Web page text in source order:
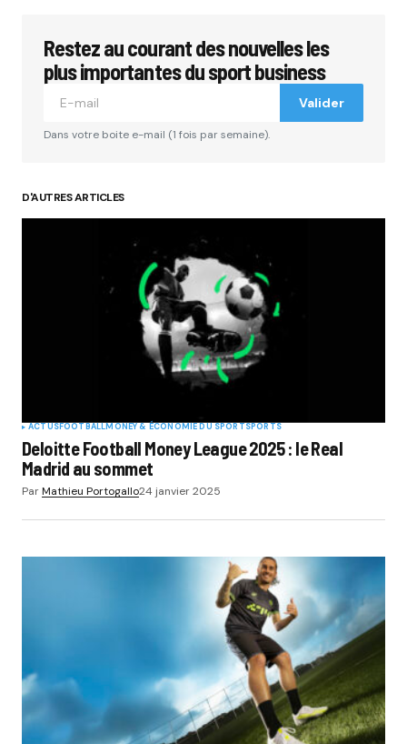
Restez au courant des nouvelles les
plus importantes du sport business
Valider
Dans votre boite e-mail (1 fois par semaine).
D'AUTRES ARTICLES
ACTUSFOOTBALLMONEY & ÉCONOMIE DU SPORTSPORTS
Deloitte Football Money League 2025 : le Real
Madrid au sommet
ParMathieu Portogallo24 janvier 2025